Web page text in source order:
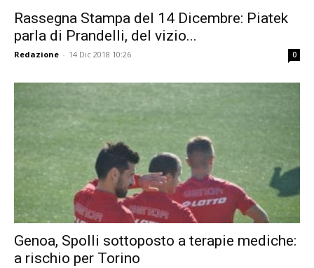
Rassegna Stampa del 14 Dicembre: Piatek
parla di Prandelli, del vizio...
Redazione - 14 Dic 2018 10:26 0
Genoa, Spolli sottoposto a terapie mediche:
a rischio per Torino